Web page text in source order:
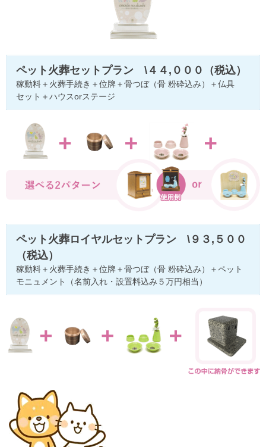
ペット火葬セットプラン \４４,０００（税込）
稼動料＋火葬手続き＋位牌＋骨つぼ（骨 粉砕込み）＋仏具
セット＋ハウスorステージ
ペット火葬ロイヤルセットプラン \９３,５００
（税込）
稼動料＋火葬手続き＋位牌＋骨つぼ（骨 粉砕込み）＋ペット
モニュメント（名前入れ・設置料込み５万円相当）